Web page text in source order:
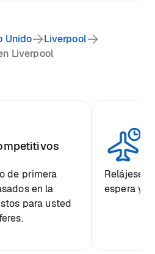
Unido
Liverpool
Liverpool
de primera
en la
para usted
Relájese
espera y